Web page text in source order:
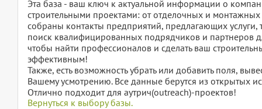
Эта база - ваш ключ к актуальной информации о
строительными проектами: от отделочных и
собраны контакты предприятий, предлагающих
поиск квалифицированных подрядчиков и партнеров
чтобы найти профессионалов и сделать ваш
эффективным!
Также, есть возможность убрать или добавить поля,
Вашему усмотрению. Все данные берутся из открытых
Отлично подходит для аутрич(outreach)-проектов!
Вернуться к выбору базы.